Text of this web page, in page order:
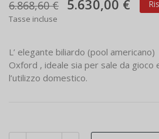
6.868,60 € 5.630,00 €
Tasse incluse
L’ elegante biliardo (pool
Oxford , ideale sia per sale da gioco
l’utilizzo domestico.